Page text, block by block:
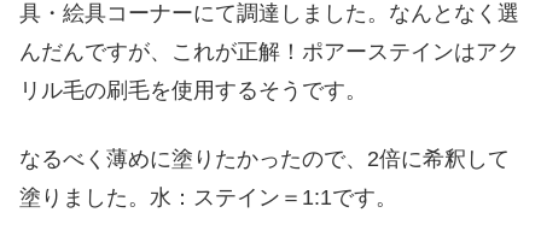
具・絵具コーナーにて調達しました。なんとなく選
んだんですが、これが正解！ポアーステインはアク
リル毛の刷毛を使用するそうです。
なるべく薄めに塗りたかったので、2倍に希釈して
塗りました。水：ステイン＝1:1です。